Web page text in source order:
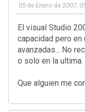
05 de Enero de 2007,
El visual Studio
capacidad pero
avanzadas... No
o solo en la ultima.
Que alguien me